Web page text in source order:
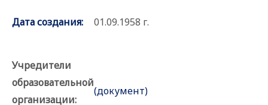
Дата создания: 01.09.1958 г.
Учредители
образовательной
организации:
(документ)